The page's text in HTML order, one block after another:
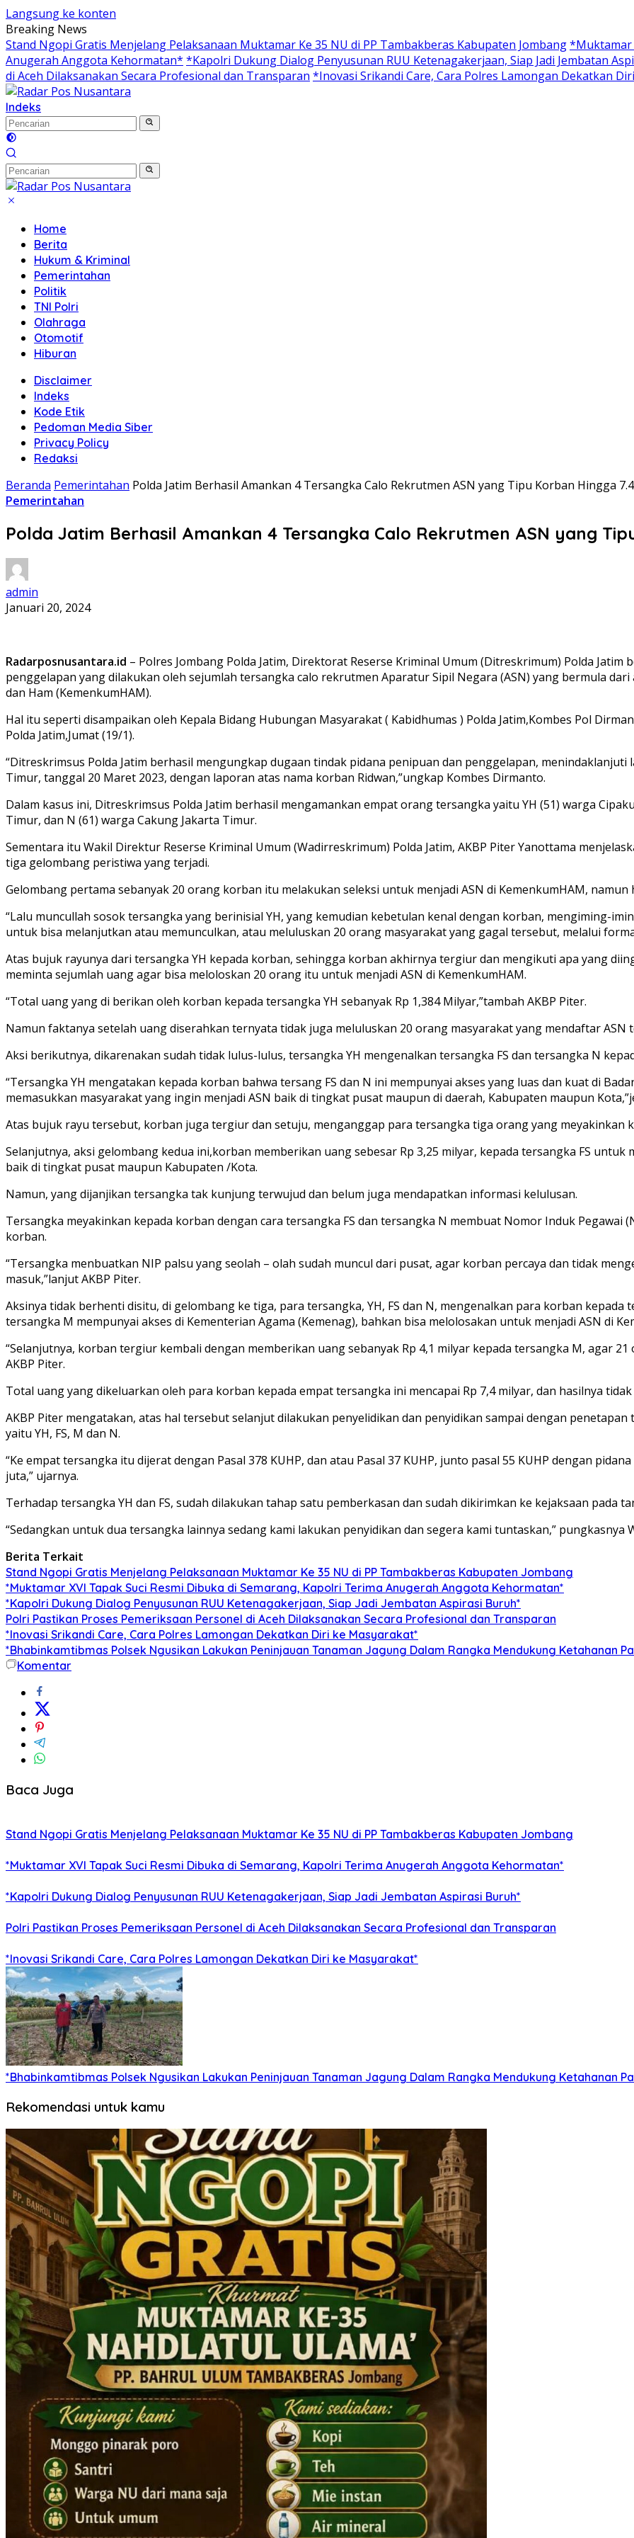
Langsung ke konten
Breaking News
Stand Ngopi Gratis Menjelang Pelaksanaan Muktamar Ke 35 NU di PP Tambakberas Kabupaten Jombang*Muktamar
Anugerah Anggota Kehormatan* *Kapolri Dukung Dialog Penyusunan RUU Ketenagakerjaan, Siap Jadi Jembatan
di Aceh Dilaksanakan Secara Profesional dan Transparan *Inovasi Srikandi Care, Cara Polres Lamongan Dekatkan
Indeks
Home
Berita
Hukum & Kriminal
Pemerintahan
Politik
TNI Polri
Olahraga
Otomotif
Hiburan
Disclaimer
Indeks
Kode Etik
Pedoman Media Siber
Privacy Policy
Redaksi
Beranda Pemerintahan Polda Jatim Berhasil Amankan 4 Tersangka Calo Rekrutmen ASN yang Tipu Korban Hingga
Pemerintahan
Polda Jatim Berhasil Amankan 4 Tersangka Calo Rekrutmen ASN yang
admin
Januari 20, 2024
Radarposnusantara.id – Polres Jombang Polda Jatim, Direktorat Reserse Kriminal Umum (Ditreskrimum) Polda
penggelapan yang dilakukan oleh sejumlah tersangka calo rekrutmen Aparatur Sipil Negara (ASN) yang bermula
dan Ham (KemenkumHAM).
Hal itu seperti disampaikan oleh Kepala Bidang Hubungan Masyarakat ( Kabidhumas ) Polda Jatim,Kombes Pol
Polda Jatim,Jumat (19/1).
“Ditreskrimsus Polda Jatim berhasil mengungkap dugaan tindak pidana penipuan dan penggelapan, menindaklanjuti
Timur, tanggal 20 Maret 2023, dengan laporan atas nama korban Ridwan,”ungkap Kombes Dirmanto.
Dalam kasus ini, Ditreskrimsus Polda Jatim berhasil mengamankan empat orang tersangka yaitu YH (51) warga
Timur, dan N (61) warga Cakung Jakarta Timur.
Sementara itu Wakil Direktur Reserse Kriminal Umum (Wadirreskrimum) Polda Jatim, AKBP Piter Yanottama
tiga gelombang peristiwa yang terjadi.
Gelombang pertama sebanyak 20 orang korban itu melakukan seleksi untuk menjadi ASN di KemenkumHAM, namun
“Lalu muncullah sosok tersangka yang berinisial YH, yang kemudian kebetulan kenal dengan korban, mengiming-
untuk bisa melanjutkan atau memunculkan, atau meluluskan 20 orang masyarakat yang gagal tersebut, melalui
Atas bujuk rayunya dari tersangka YH kepada korban, sehingga korban akhirnya tergiur dan mengikuti apa yang
meminta sejumlah uang agar bisa meloloskan 20 orang itu untuk menjadi ASN di KemenkumHAM.
“Total uang yang di berikan oleh korban kepada tersangka YH sebanyak Rp 1,384 Milyar,”tambah AKBP Piter.
Namun faktanya setelah uang diserahkan ternyata tidak juga meluluskan 20 orang masyarakat yang mendaftar ASN
Aksi berikutnya, dikarenakan sudah tidak lulus-lulus, tersangka YH mengenalkan tersangka FS dan tersangka N
“Tersangka YH mengatakan kepada korban bahwa tersang FS dan N ini mempunyai akses yang luas dan kuat di
memasukkan masyarakat yang ingin menjadi ASN baik di tingkat pusat maupun di daerah, Kabupaten maupun
Atas bujuk rayu tersebut, korban juga tergiur dan setuju, menganggap para tersangka tiga orang yang meyakinkan
Selanjutnya, aksi gelombang kedua ini,korban memberikan uang sebesar Rp 3,25 milyar, kepada tersangka FS
baik di tingkat pusat maupun Kabupaten /Kota.
Namun, yang dijanjikan tersangka tak kunjung terwujud dan belum juga mendapatkan informasi kelulusan.
Tersangka meyakinkan kepada korban dengan cara tersangka FS dan tersangka N membuat Nomor Induk Pegawai
korban.
“Tersangka menbuatkan NIP palsu yang seolah – olah sudah muncul dari pusat, agar korban percaya dan tidak
masuk,”lanjut AKBP Piter.
Aksinya tidak berhenti disitu, di gelombang ke tiga, para tersangka, YH, FS dan N, mengenalkan para korban
tersangka M mempunyai akses di Kementerian Agama (Kemenag), bahkan bisa melolosakan untuk menjadi ASN di
“Selanjutnya, korban tergiur kembali dengan memberikan uang sebanyak Rp 4,1 milyar kepada tersangka M, agar
AKBP Piter.
Total uang yang dikeluarkan oleh para korban kepada empat tersangka ini mencapai Rp 7,4 milyar, dan hasilnya
AKBP Piter mengatakan, atas hal tersebut selanjut dilakukan penyelidikan dan penyidikan sampai dengan
yaitu YH, FS, M dan N.
“Ke empat tersangka itu dijerat dengan Pasal 378 KUHP, dan atau Pasal 37 KUHP, junto pasal 55 KUHP dengan
juta,” ujarnya.
Terhadap tersangka YH dan FS, sudah dilakukan tahap satu pemberkasan dan sudah dikirimkan ke kejaksaan pada
“Sedangkan untuk dua tersangka lainnya sedang kami lakukan penyidikan dan segera kami tuntaskan,” pungkasnya
Berita Terkait
Stand Ngopi Gratis Menjelang Pelaksanaan Muktamar Ke 35 NU di PP Tambakberas Kabupaten Jombang
*Muktamar XVI Tapak Suci Resmi Dibuka di Semarang, Kapolri Terima Anugerah Anggota Kehormatan*
*Kapolri Dukung Dialog Penyusunan RUU Ketenagakerjaan, Siap Jadi Jembatan Aspirasi Buruh*
Polri Pastikan Proses Pemeriksaan Personel di Aceh Dilaksanakan Secara Profesional dan Transparan
*Inovasi Srikandi Care, Cara Polres Lamongan Dekatkan Diri ke Masyarakat*
*Bhabinkamtibmas Polsek Ngusikan Lakukan Peninjauan Tanaman Jagung Dalam Rangka Mendukung Ketahanan
Komentar
Baca Juga
Stand Ngopi Gratis Menjelang Pelaksanaan Muktamar Ke 35 NU di PP Tambakberas Kabupaten Jombang
*Muktamar XVI Tapak Suci Resmi Dibuka di Semarang, Kapolri Terima Anugerah Anggota Kehormatan*
*Kapolri Dukung Dialog Penyusunan RUU Ketenagakerjaan, Siap Jadi Jembatan Aspirasi Buruh*
Polri Pastikan Proses Pemeriksaan Personel di Aceh Dilaksanakan Secara Profesional dan Transparan
*Inovasi Srikandi Care, Cara Polres Lamongan Dekatkan Diri ke Masyarakat*
*Bhabinkamtibmas Polsek Ngusikan Lakukan Peninjauan Tanaman Jagung Dalam Rangka Mendukung Ketahanan
Rekomendasi untuk kamu